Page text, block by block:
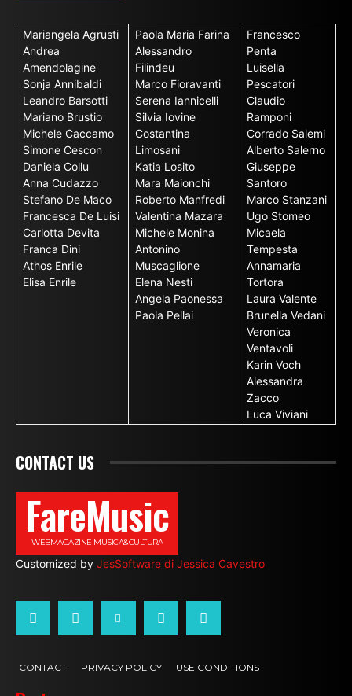
Mariangela Agrusti
Andrea
Amendolagine
Sonja Annibaldi
Leandro Barsotti
Mariano Brustio
Michele Caccamo
Simone Cescon
Daniela Collu
Anna Cudazzo
Stefano De Maco
Francesca De Luisi
Carlotta Devita
Franca Dini
Athos Enrile
Elisa Enrile
Paola Maria Farina
Alessandro
Filindeu
Marco Fioravanti
Serena Iannicelli
Silvia Iovine
Costantina
Limosani
Katia Losito
Mara Maionchi
Roberto Manfredi
Valentina Mazara
Michele Monina
Antonino
Muscaglione
Elena Nesti
Angela Paonessa
Paola Pellai
Francesco
Penta
Luisella
Pescatori
Claudio
Ramponi
Corrado Salemi
Alberto Salerno
Giuseppe
Santoro
Marco Stanzani
Ugo Stomeo
Micaela
Tempesta
Annamaria
Tortora
Laura Valente
Brunella Vedani
Veronica
Ventavoli
Karin Voch
Alessandra
Zacco
Luca Viviani
CONTACT US
FareMusic
WEBMAGAZINE MUSICA&CULTURA
Customized by JesSoftware di Jessica Cavestro
CONTACT PRIVACY POLICY USE CONDITIONS